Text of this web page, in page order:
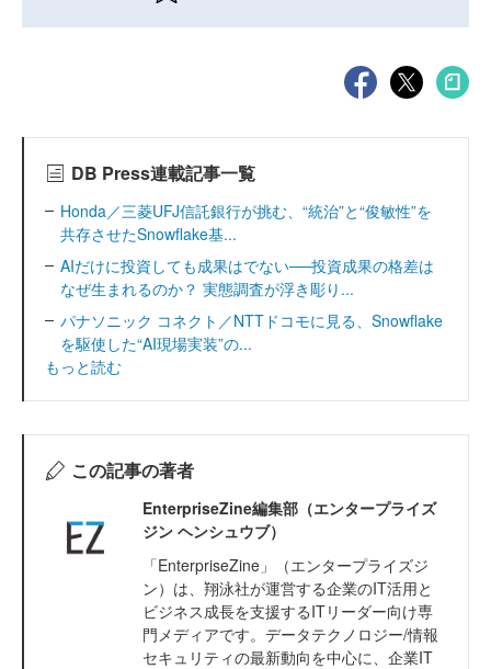
DB Press連載記事一覧
Honda／三菱UFJ信託銀行が挑む、“統治”と“俊敏性”を
共存させたSnowflake基...
AIだけに投資しても成果はでない──投資成果の格差は
なぜ生まれるのか？ 実態調査が浮き彫り...
パナソニック コネクト／NTTドコモに見る、Snowflake
を駆使した“AI現場実装”の...
もっと読む
この記事の著者
EnterpriseZine編集部（エンタープライズ
ジン ヘンシュウブ）
「EnterpriseZine」（エンタープライズジ
ン）は、翔泳社が運営する企業のIT活用と
ビジネス成長を支援するITリーダー向け専
門メディアです。データテクノロジー/情報
セキュリティの最新動向を中心に、企業IT